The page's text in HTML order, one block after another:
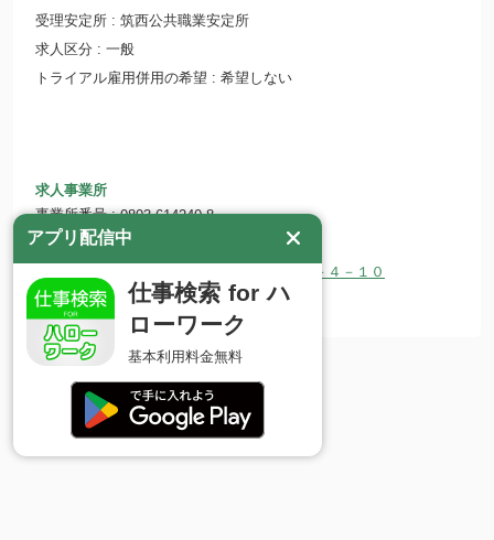
受理安定所
筑西公共職業安定所
求人区分
一般
トライアル雇用併用の希望
希望しない
求人事業所
事業所番号
0803-614240-8
事業所名
合同会社 青山
〒307-0008 茨城県結城市下り松４－４－１０
ホームページ
http://aoyama-llc.com
アプリ配信中
仕事検索 for ハ
ローワーク
基本利用料金無料